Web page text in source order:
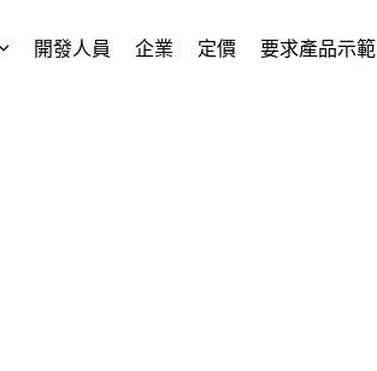
開發人員 企業 定價 要求產品示範